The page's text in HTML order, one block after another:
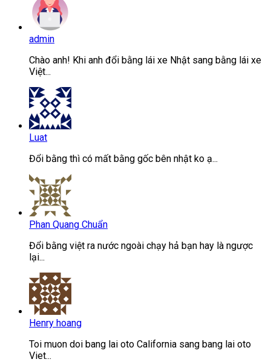
admin
Chào anh! Khi anh đổi bằng lái xe Nhật sang bằng lái xe
Việt...
Luat
Đổi bằng thì có mất bằng gốc bên nhật ko ạ...
Phan Quang Chuẩn
Đổi bằng việt ra nước ngoài chạy hả bạn hay là ngược
lại...
Henry hoang
Toi muon doi bang lai oto California sang bang lai oto
Viet...